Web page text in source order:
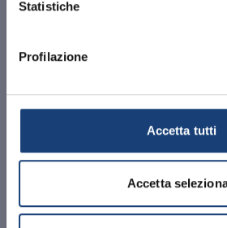
Statistiche
Profilazione
Accetta tutti
Accetta
di *** risponde ai ripetuti
ufficialmente di voler risarcire il
senza dover ricorrere al tribunale.
tempi morti, nessuna perdita di
nessun costo legale da
rimborso integrale delle riparazioni
L’assicurato si è dimostrato
per la celerità di risoluzione della
sia per la costante attenzione che
hanno dimostrato durante tutta la